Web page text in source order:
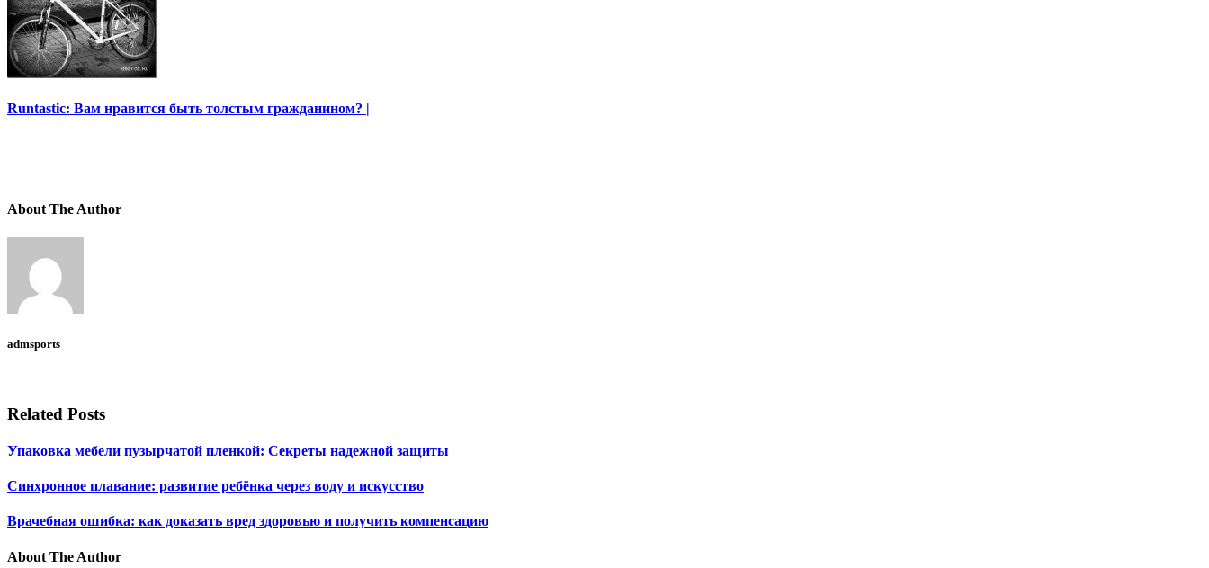
Runtastic: Вам нравится быть толстым гражданином? |
About The Author
admsports
Related Posts
Упаковка мебели пузырчатой пленкой: Секреты надежной защиты
Синхронное плавание: развитие ребёнка через воду и искусство
Врачебная ошибка: как доказать вред здоровью и получить компенсацию
About The Author